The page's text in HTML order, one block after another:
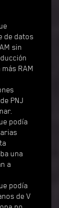
de datos
sin
RAM
PNJ
podía
una
a
podía
de V